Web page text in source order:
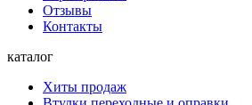
Отзывы
Контакты
каталог
Хиты продаж